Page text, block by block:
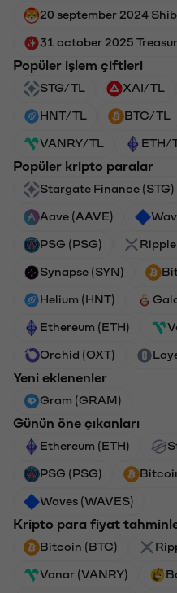
20 september 2024
31 october 2025
Popüler işlem çiftleri
STG/TL XAI/TL
HNT/TL BTC/TL
VANRY/TL ETH/
Popüler kripto paralar
Stargate Finance (STG)
Aave (AAVE)
PSG (PSG)
Synapse (SYN)
Helium (HNT)
Ethereum (ETH)
Orchid (OXT)
Yeni eklenenler
Gram (GRAM)
Günün öne çıkanları
Ethereum (ETH)
PSG (PSG)
Waves (WAVES)
Kripto para fiyat
Bitcoin (BTC)
Vanar (VANRY)